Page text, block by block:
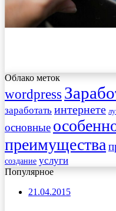
Облако меток
wordpress
заработать интернете
основные
преимущества
создание услуги
Популярное
21.04.2015